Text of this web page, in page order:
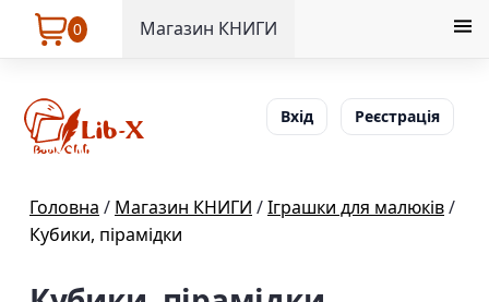
0 Магазин КНИГИ
Вхід Реєстрація
Головна / Магазин КНИГИ /Іграшки для малюків/
Кубики, пірамідки